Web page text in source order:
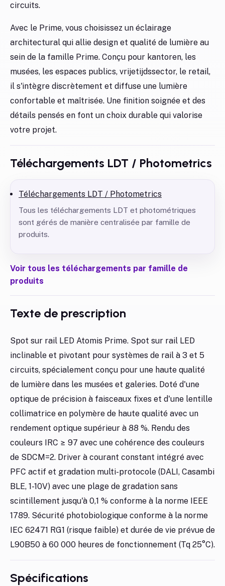
circuits.
Avec le Prime, vous choisissez un éclairage
architectural qui allie design et qualité de lumière au
sein de la famille Prime. Conçu pour kantoren, les
musées, les espaces publics, vrijetijdssector, le retail,
il s'intègre discrètement et diffuse une lumière
confortable et maîtrisée. Une finition soignée et des
détails pensés en font un choix durable qui valorise
votre projet.
Téléchargements LDT / Photometrics
Téléchargements LDT / Photometrics
Tous les téléchargements LDT et photométriques
sont gérés de manière centralisée par famille de
produits.
Voir tous les téléchargements par famille de
produits
Texte de prescription
Spot sur rail LED Atomis Prime. Spot sur rail LED
inclinable et pivotant pour systèmes de rail à 3 et 5
circuits, spécialement conçu pour une haute qualité
de lumière dans les musées et galeries. Doté d'une
optique de précision à faisceaux fixes et d'une lentille
collimatrice en polymère de haute qualité avec un
rendement optique supérieur à 88 %. Rendu des
couleurs IRC ≥ 97 avec une cohérence des couleurs
de SDCM=2. Driver à courant constant intégré avec
PFC actif et gradation multi-protocole (DALI, Casambi
BLE, 1-10V) avec une plage de gradation sans
scintillement jusqu'à 0,1 % conforme à la norme IEEE
1789. Sécurité photobiologique conforme à la norme
IEC 62471 RG1 (risque faible) et durée de vie prévue de
L90B50 à 60 000 heures de fonctionnement (Tq 25°C).
Spécifications